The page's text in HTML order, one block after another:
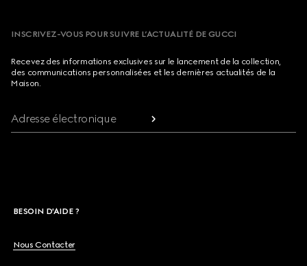
INSCRIVEZ-VOUS POUR SUIVRE L’ACTUALITÉ DE GUCCI
Recevez des informations exclusives sur le lancement de la collection,
des communications personnalisées et les dernières actualités de la
Maison.
Adresse électronique
BESOIN D'AIDE ?
Nous Contacter